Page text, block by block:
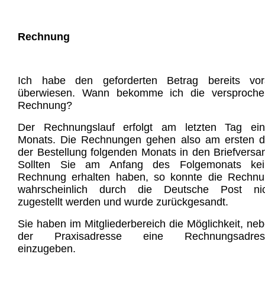
Rechnung
Ich habe den geforderten Betrag bereits
überwiesen. Wann bekomme ich die
Rechnung?
Der Rechnungslauf erfolgt am letzten Tag
Monats. Die Rechnungen gehen also am ersten
der Bestellung folgenden Monats in den
Sollten Sie am Anfang des Folgemonats
Rechnung erhalten haben, so konnte die
wahrscheinlich durch die Deutsche Post
zugestellt werden und wurde zurückgesandt.
Sie haben im Mitgliederbereich die Möglichkeit,
der Praxisadresse eine
einzugeben.